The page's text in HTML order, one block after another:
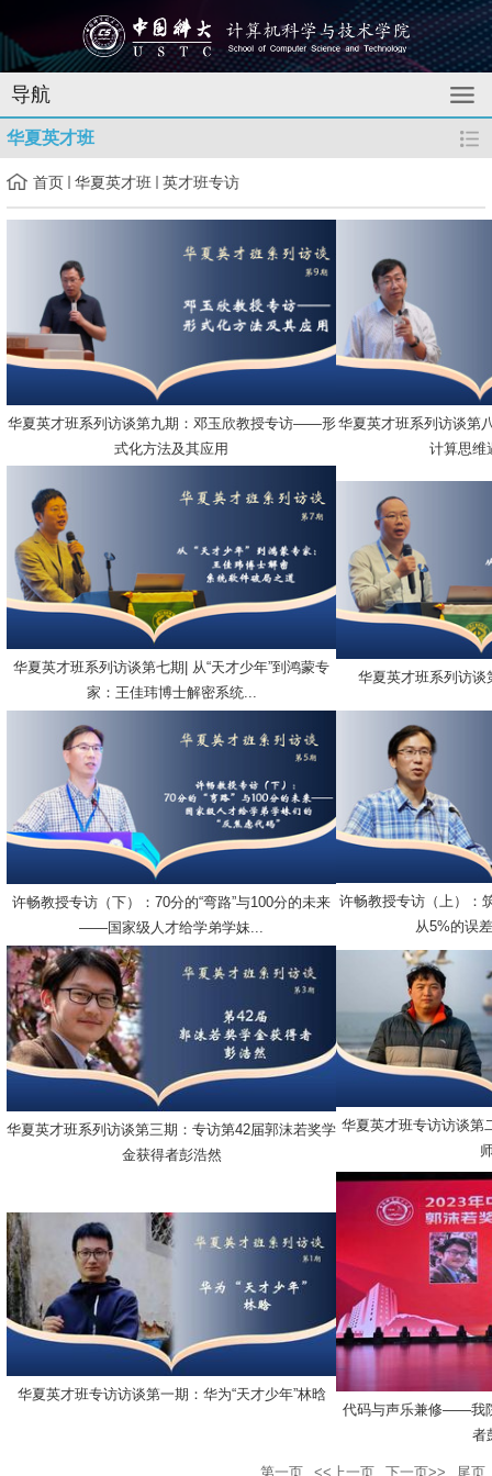
导航
华夏英才班
首页 华夏英才班 英才班专访
华夏英才班系列访谈第九期：邓玉欣教授专访——形
式化方法及其应用
华夏英才班系列访谈第
计算思维
华夏英才班系列访谈第七期| 从“天才少年”到鸿蒙专
家：王佳玮博士解密系统...
华夏英才班系列访谈
许畅教授专访（下）：70分的“弯路”与100分的未来
——国家级人才给学弟学妹...
许畅教授专访（上）：
从5%的误
华夏英才班系列访谈第三期：专访第42届郭沫若奖学
金获得者彭浩然
华夏英才班专访访谈第
华夏英才班专访访谈第一期：华为“天才少年”林晗
代码与声乐兼修——我
者
第一页 <<上一页 下一页>> 尾页